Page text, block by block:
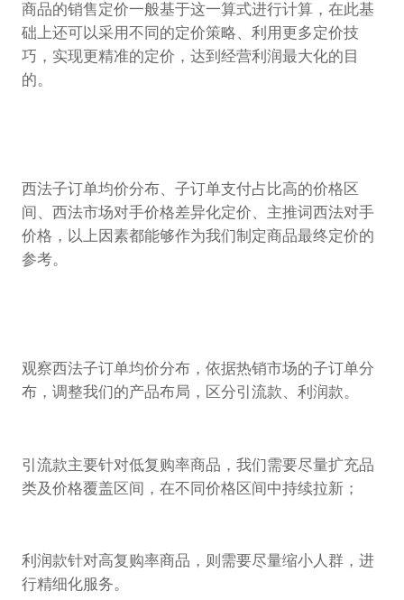
商品的销售定价一般基于这一算式进行计算，在此基
础上还可以采用不同的定价策略、利用更多定价技
巧，实现更精准的定价，达到经营利润最大化的目
的。
西法子订单均价分布、子订单支付占比高的价格区
间、西法市场对手价格差异化定价、主推词西法对手
价格，以上因素都能够作为我们制定商品最终定价的
参考。
观察西法子订单均价分布，依据热销市场的子订单分
布，调整我们的产品布局，区分引流款、利润款。
引流款主要针对低复购率商品，我们需要尽量扩充品
类及价格覆盖区间，在不同价格区间中持续拉新；
利润款针对高复购率商品，则需要尽量缩小人群，进
行精细化服务。